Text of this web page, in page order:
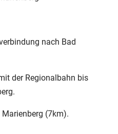
nach Bad
der Regionalbahn bis
(7km).